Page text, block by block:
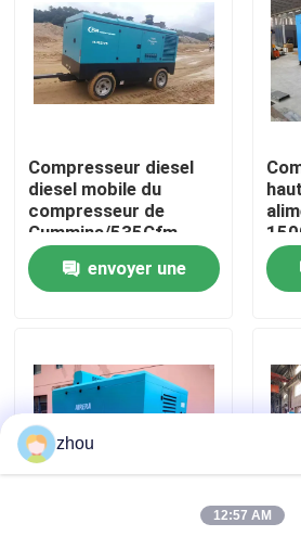
Vidéos
Visite d'usine
Contrôle de qualité
Nouvelles
Cas
Demandez une citation
Compresseur diesel
diesel mobile du
compresseur de
Cummins/535Cfm
190Psi pour sabler
envoyer une
zhou
12:57 AM